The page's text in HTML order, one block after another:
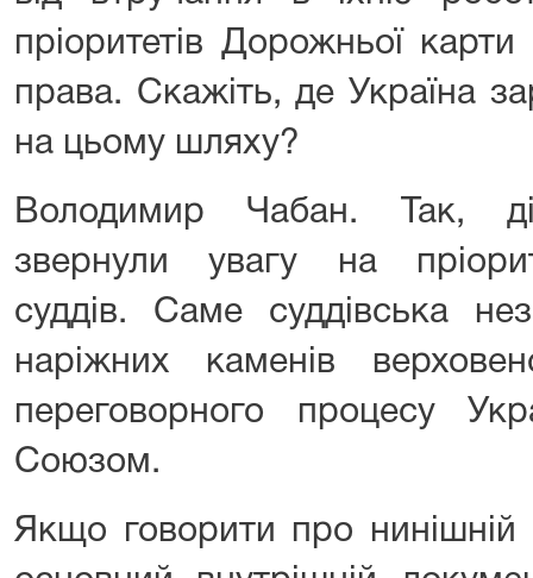
пріоритетів Дорожньої
права. Скажіть, де Україна
на цьому шляху?
Володимир Чабан. Так,
звернули увагу на
суддів. Саме суддівська
наріжних каменів
переговорного процесу
Союзом.
Якщо говорити про